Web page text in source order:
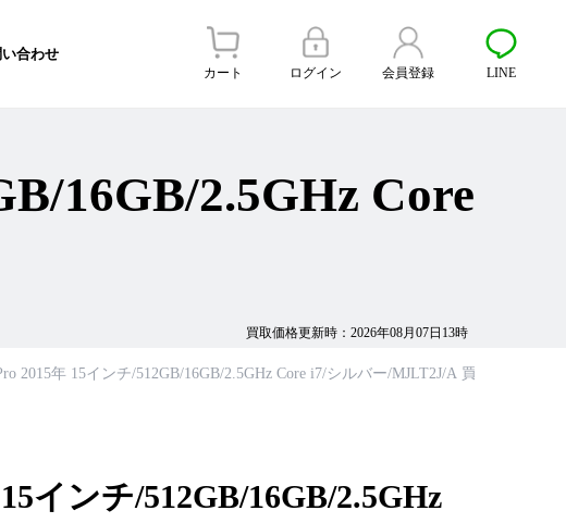
合わせ
カート ログイン 会員登録 LINE
買取価格更新時：2026年08月07日13時
16GB/2.5GHz Core
2015年 15インチ/512GB/16GB/2.5GHz Core i7/シルバー/MJLT2J/A 買取価格
インチ/512GB/16GB/2.5GHz